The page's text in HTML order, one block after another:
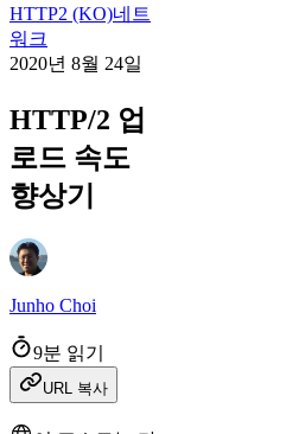
HTTP2 (KO)네트
워크
2020년 8월 24일
HTTP/2 업
로드 속도
향상기
Junho Choi
9분 읽기
URL 복사